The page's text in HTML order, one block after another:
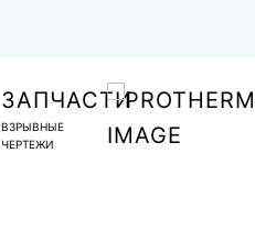
ЗАПЧАСТИ
ВЗРЫВНЫЕ
ЧЕРТЕЖИ